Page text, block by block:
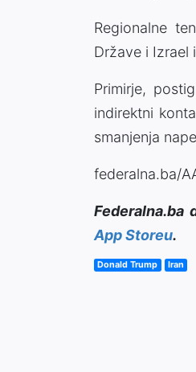
Regionalne
Države i Izrael
Primirje,
indirektni
smanjenja
federalna.ba/
Federalna.ba
App Storeu.
Donald Trump Iran